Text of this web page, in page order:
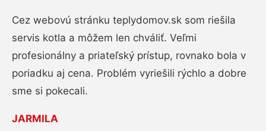
Cez webovú stránku teplydomov.sk som riešila
servis kotla a môžem len chváliť. Veľmi
profesionálny a priateľský prístup, rovnako bola v
poriadku aj cena. Problém vyriešili rýchlo a dobre
sme si pokecali.
JARMILA